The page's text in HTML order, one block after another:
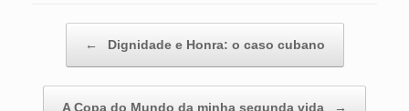
← Dignidade e Honra: o caso cubano
A Copa do Mundo da minha segunda vida →